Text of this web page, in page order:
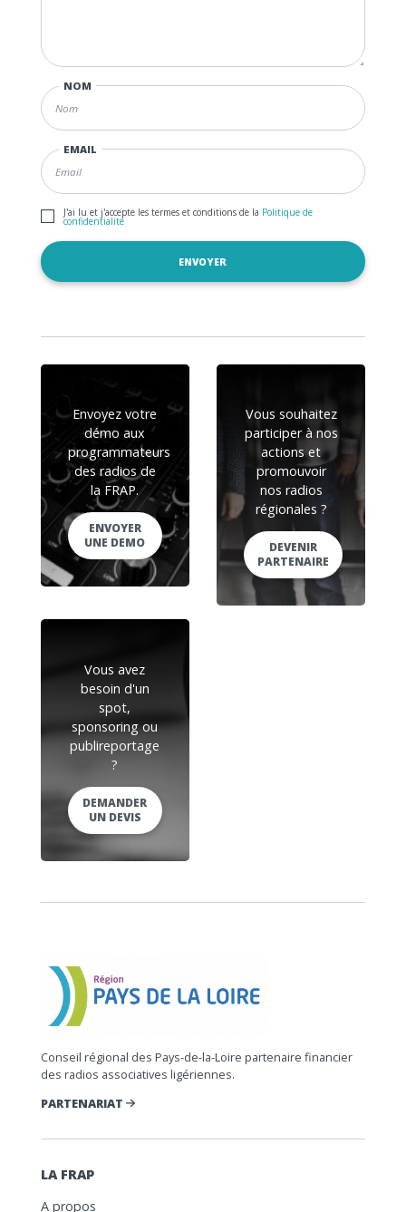
NOM
EMAIL
J'ai lu et j'accepte les termes et conditions de la Politique de
confidentialité
Envoyez votre
démo aux
programmateurs
des radios de
la FRAP.
ENVOYER
UNE DEMO
Vous souhaitez
participer à nos
actions et
promouvoir
nos radios
régionales ?
DEVENIR
PARTENAIRE
Vous avez
besoin d'un
spot,
sponsoring ou
publireportage
?
DEMANDER
UN DEVIS
Conseil régional des Pays-de-la-Loire partenaire financier
des radios associatives ligériennes.
PARTENARIAT
LA FRAP
A propos